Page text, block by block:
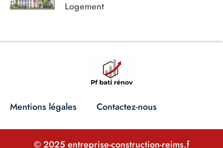
Logement
Mentions légales Contactez-nous
© 2025 entreprise-construction-reims.f